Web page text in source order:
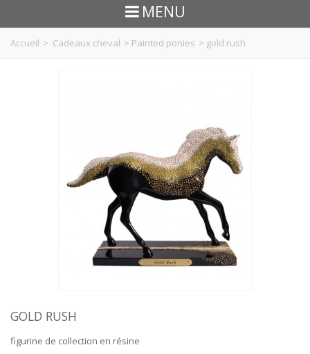
MENU
Accueil > Cadeaux cheval > Painted ponies > gold rush
GOLD RUSH
figurine de collection en résine